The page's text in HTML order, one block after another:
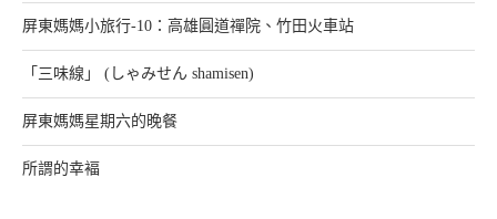
屏東媽媽小旅行-10：高雄圓道禪院、竹田火車站
「三味線」 (しゃみせん shamisen)
屏東媽媽星期六的晚餐
所謂的幸褔